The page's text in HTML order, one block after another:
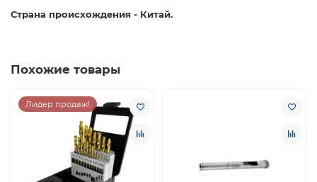
Страна происхождения - Китай.
Похожие товары
Лидер продаж!